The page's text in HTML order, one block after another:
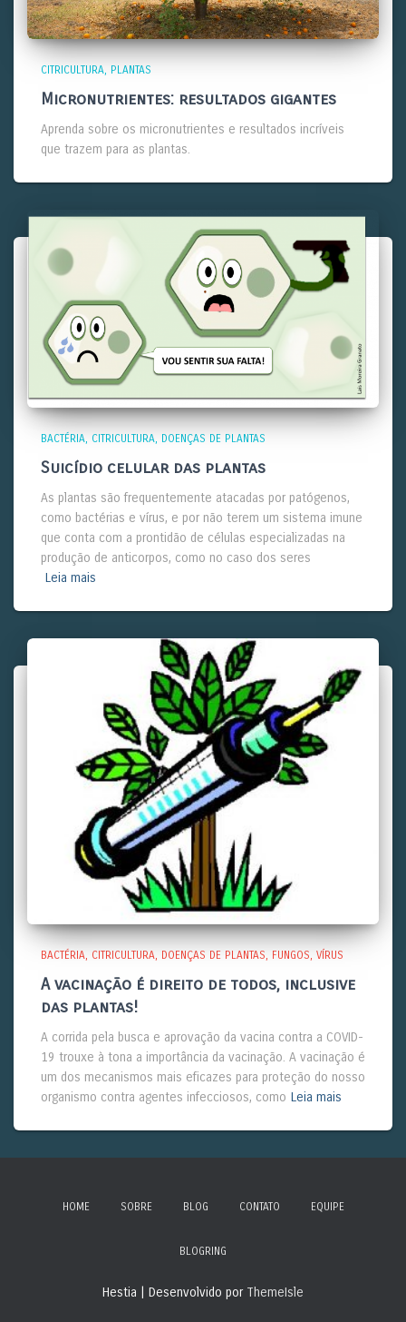
CITRICULTURA PLANTAS
Micronutrientes: resultados gigantes
Aprenda sobre os micronutrientes e resultados incríveis
que trazem para as plantas.
BACTÉRIA CITRICULTURA DOENÇAS DE PLANTAS
Suicídio celular das plantas
As plantas são frequentemente atacadas por patógenos,
como bactérias e vírus, e por não terem um sistema imune
que conta com a prontidão de células especializadas na
produção de anticorpos, como no caso dos seres
Leia mais
BACTÉRIA CITRICULTURA DOENÇAS DE PLANTAS FUNGOS VÍRUS
A vacinação é direito de todos, inclusive
das plantas!
A corrida pela busca e aprovação da vacina contra a COVID-
19 trouxe à tona a importância da vacinação. A vacinação é
um dos mecanismos mais eficazes para proteção do nosso
organismo contra agentes infecciosos, como Leia mais
HOME SOBRE BLOG CONTATO EQUIPE
BLOGRING
Hestia | Desenvolvido por ThemeIsle